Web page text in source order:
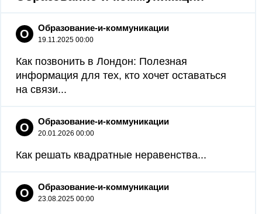
О Образование-и-коммуникации
19.11.2025 00:00
Как позвонить в Лондон: Полезная
информация для тех, кто хочет оставаться
на связи...
О Образование-и-коммуникации
20.01.2026 00:00
Как решать квадратные неравенства...
О Образование-и-коммуникации
23.08.2025 00:00